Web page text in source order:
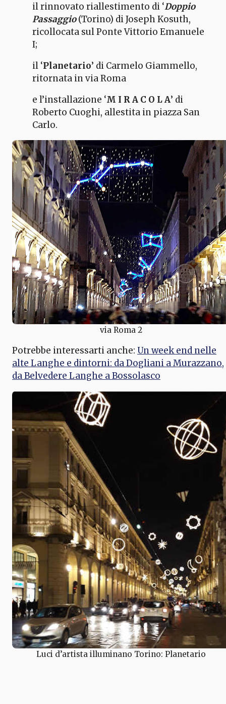
il rinnovato riallestimento di ‘Doppio
Passaggio(Torino) di Joseph Kosuth,
ricollocata sul Ponte Vittorio Emanuele
I;
il ‘Planetario’ di Carmelo Giammello,
ritornata in via Roma
e l’installazione ‘M I R A C O L A’ di
Roberto Cuoghi, allestita in piazza San
Carlo.
via Roma 2
Potrebbe interessarti anche: Un week end nelle
alte Langhe e dintorni: da Dogliani a Murazzano,
da Belvedere Langhe a Bossolasco
Luci d’artista illuminano Torino: Planetario